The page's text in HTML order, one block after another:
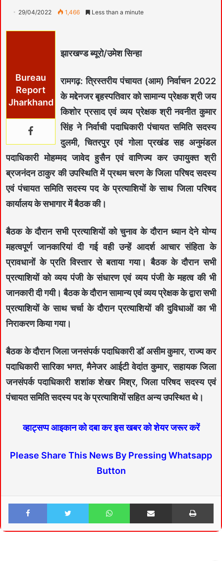
29/04/2022 1,466 Less than a minute
Bureau
Report
Jharkhand
झारखण्ड ब्यूरो/उमेश सिन्हा
रामगढ़: त्रिस्तरीय पंचायत (आम) निर्वाचन 2022
के मद्देनजर बृहस्पतिवार को सामान्य प्रेक्षक श्री जय
किशोर प्रसाद एवं व्यय प्रेक्षक श्री नवनीत कुमार
सिंह ने निर्वाची पदाधिकारी पंचायत समिति सदस्य
दुलमी, चितरपुर एवं गोला प्रखंड सह अनुमंडल
पदाधिकारी मोहम्मद जावेद हुसैन एवं वाणिज्य कर उपायुक्त श्री
ब्रजनंदन ठाकुर की उपस्थिति में प्रथम चरण के जिला परिषद सदस्य
एवं पंचायत समिति सदस्य पद के प्रत्याशियों के साथ जिला परिषद
कार्यालय के सभागार में बैठक की।
बैठक के दौरान सभी प्रत्याशियों को चुनाव के दौरान ध्यान देने योग्य
महत्वपूर्ण जानकारियां दी गई वही उन्हें आदर्श आचार संहिता के
प्रावधानों के प्रति विस्तार से बताया गया। बैठक के दौरान सभी
प्रत्याशियों को व्यय पंजी के संधारण एवं व्यय पंजी के महत्व की भी
जानकारी दी गयी। बैठक के दौरान सामान्य एवं व्यय प्रेक्षक के द्वारा सभी
प्रत्याशियों के साथ चर्चा के दौरान प्रत्याशियों की दुविधाओं का भी
निराकरण किया गया।
बैठक के दौरान जिला जनसंपर्क पदाधिकारी डॉ असीम कुमार, राज्य कर
पदाधिकारी सारिका भगत, मैनेजर आईटी वेदांत कुमार, सहायक जिला
जनसंपर्क पदाधिकारी शशांक शेखर मिश्र, जिला परिषद सदस्य एवं
पंचायत समिति सदस्य पद के प्रत्याशियों सहित अन्य उपस्थित थे।
व्हाट्सप्प आइकान को दबा कर इस खबर को शेयर जरूर करें
Please Share This News By Pressing Whatsapp
Button
Facebook Twitter WhatsApp Share via Email Print